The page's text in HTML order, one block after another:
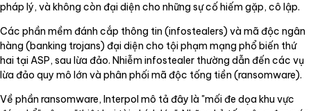
pháp lý, và không còn đại diện cho những sự cố hiếm gặp, cô lập.
Các phần mềm đánh cắp thông tin (infostealers) và mã độc ngân
hàng (banking trojans) đại diện cho tội phạm mạng phổ biến thứ
hai tại ASP, sau lừa đảo. Nhiễm infostealer thường dẫn đến các vụ
lừa đảo quy mô lớn và phân phối mã độc tống tiền (ransomware).
Về phần ransomware, Interpol mô tả đây là "mối đe dọa khu vực